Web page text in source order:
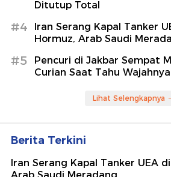
Ditutup Total
#4
Iran Serang Kapal Tanker
Hormuz, Arab Saudi
#5
Pencuri di Jakbar Sempat
Curian Saat Tahu
Lihat Selengkapnya
Berita Terkini
Iran Serang Kapal Tanker UEA